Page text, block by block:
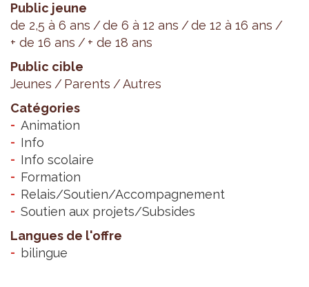
Public jeune
de 2,5 à 6 ans
de 6 à 12 ans
de 12 à 16 ans
+ de 16 ans
+ de 18 ans
Public cible
Jeunes
Parents
Autres
Catégories
Animation
Info
Info scolaire
Formation
Relais/Soutien/Accompagnement
Soutien aux projets/Subsides
Langues de l'offre
bilingue